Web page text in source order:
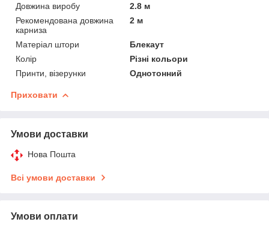
Довжина виробу
2.8 м
Рекомендована довжина
карниза
2 м
Матеріал штори
Блекаут
Колір
Різні кольори
Принти, візерунки
Однотонний
Приховати
Умови доставки
Нова Пошта
Всі умови доставки
Умови оплати